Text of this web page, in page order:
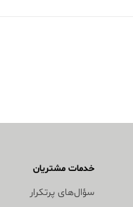
خدمات مشتریان
سؤال‌های پرتکرار